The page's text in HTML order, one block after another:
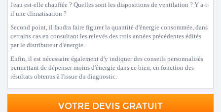
l'eau est-elle chauffée ? Quelles sont les dispositions de ventilation ? Y a-t-
il une climatisation ?
Second point, il faudra faire figurer la quantité d'énergie consommée, dans
certains cas en consultant les relevés des trois années précédentes édités
par le distributeur d'énergie.
Enfin, il est nécessaire également d'y indiquer des conseils personnalisés
permettant de dépenser moins d'énergie dans ce bien, en fonction des
résultats obtenus à l'issue du diagnostic.
VOTRE DEVIS GRATUIT